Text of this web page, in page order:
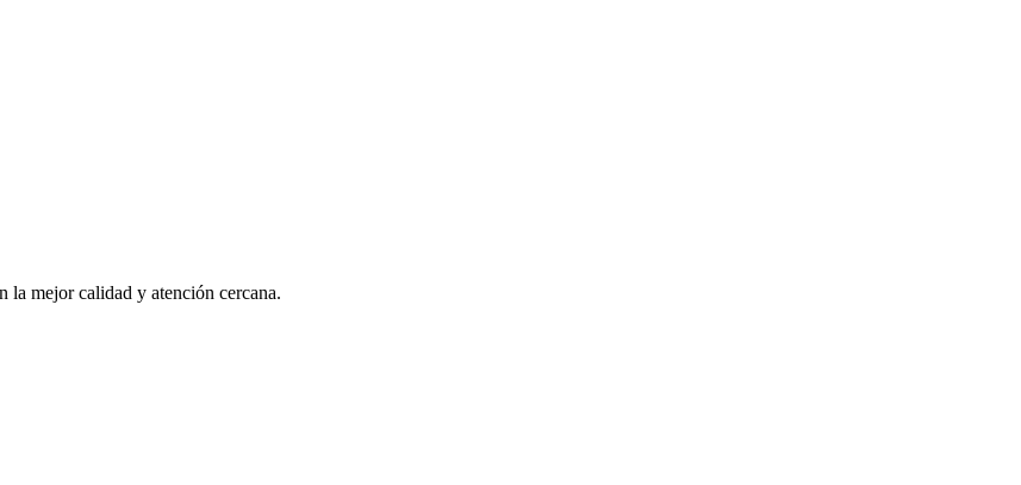
la mejor calidad y atención cercana.